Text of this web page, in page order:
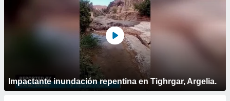
Impactante inundación repentina en Tighrgar, Argelia.